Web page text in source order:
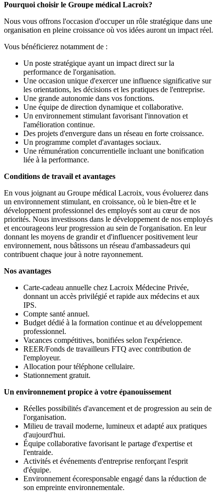
Pourquoi choisir le Groupe médical Lacroix?
Nous vous offrons l'occasion d'occuper un rôle stratégique dans une
organisation en pleine croissance où vos idées auront un impact réel.
Vous bénéficierez notamment de :
Un poste stratégique ayant un impact direct sur la
performance de l'organisation.
Une occasion unique d'exercer une influence significative sur
les orientations, les décisions et les pratiques de l'entreprise.
Une grande autonomie dans vos fonctions.
Une équipe de direction dynamique et collaborative.
Un environnement stimulant favorisant l'innovation et
l'amélioration continue.
Des projets d'envergure dans un réseau en forte croissance.
Un programme complet d'avantages sociaux.
Une rémunération concurrentielle incluant une bonification
liée à la performance.
Conditions de travail et avantages
En vous joignant au Groupe médical Lacroix, vous évoluerez dans
un environnement stimulant, en croissance, où le bien-être et le
développement professionnel des employés sont au cœur de nos
priorités. Nous investissons dans le développement de nos employés
et encourageons leur progression au sein de l'organisation. En leur
donnant les moyens de grandir et d'influencer positivement leur
environnement, nous bâtissons un réseau d'ambassadeurs qui
contribuent chaque jour à notre rayonnement.
Nos avantages
Carte-cadeau annuelle chez Lacroix Médecine Privée,
donnant un accès privilégié et rapide aux médecins et aux
IPS.
Compte santé annuel.
Budget dédié à la formation continue et au développement
professionnel.
Vacances compétitives, bonifiées selon l'expérience.
REER/Fonds de travailleurs FTQ avec contribution de
l'employeur.
Allocation pour téléphone cellulaire.
Stationnement gratuit.
Un environnement propice à votre épanouissement
Réelles possibilités d'avancement et de progression au sein de
l'organisation.
Milieu de travail moderne, lumineux et adapté aux pratiques
d'aujourd'hui.
Équipe collaborative favorisant le partage d'expertise et
l'entraide.
Activités et événements d'entreprise renforçant l'esprit
d'équipe.
Environnement écoresponsable engagé dans la réduction de
son empreinte environnementale.